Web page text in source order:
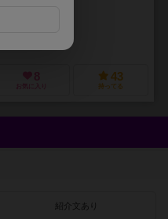
お気に入り
43
持ってる
紹介文あり